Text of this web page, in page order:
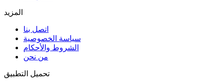
المزيد
اتصل بنا
سياسة الخصوصية
الشروط والأحكام
من نحن
تحميل التطبيق